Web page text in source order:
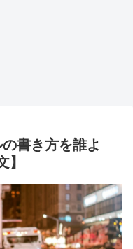
書き方を誰よ
】